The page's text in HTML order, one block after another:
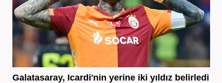
Galatasaray, Icardi'nin yerine iki yıldız belirledi